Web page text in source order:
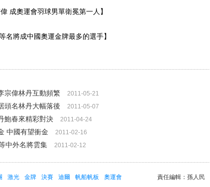
奧運會羽球男單衛冕第一人】
將成中國奧運金牌最多的選手】
宗偉林丹互動頻繁
2011-05-21
頭名林丹大幅落後 2011-05-07
鮑春來精彩對決 2011-04-24
中國有望衝金 2011-02-16
中外名將雲集 2011-02-12
責任編輯：孫人民
激光 金牌 決賽 迪爾 帆船帆板 奧運會